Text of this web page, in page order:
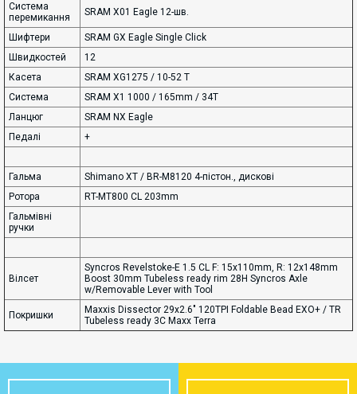
Система
перемикання
SRAM X01 Eagle 12-шв.
Шифтери
SRAM GX Eagle Single Click
Швидкостей
12
Касета
SRAM XG1275 / 10-52 T
Система
SRAM X1 1000 / 165mm / 34T
Ланцюг
SRAM NX Eagle
Педалі
+
Гальма
Shimano XT / BR-M8120 4-пістон., дискові
Ротора
RT-MT800 CL 203mm
Гальмівні
ручки
Вілсет
Syncros Revelstoke-E 1.5 CL F: 15x110mm, R: 12x148mm
Boost 30mm Tubeless ready rim 28H Syncros Axle
w/Removable Lever with Tool
Покришки
Maxxis Dissector 29x2.6" 120TPI Foldable Bead EXO+ / TR
Tubeless ready 3C Maxx Terra